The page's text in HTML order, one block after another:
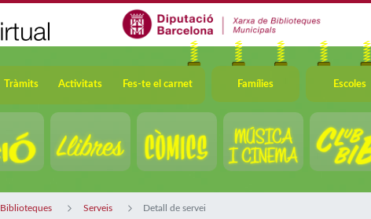
Tràmits Activitats Fes-te el carnet Famílies Escoles
Biblioteques Serveis Detall de servei